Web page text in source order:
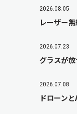
2026.08.05
レーザー
2026.07.23
グラスが
2026.07.08
ドローン